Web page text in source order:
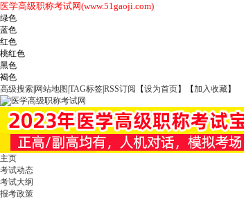
医学高级职称考试网(www.51gaoji.com)
绿色
蓝色
红色
桃红色
黑色
褐色
高级搜索 网站地图 TAG标签RSS订阅 【设为首页】【加入收藏】
主页
考试动态
考试大纲
报考政策